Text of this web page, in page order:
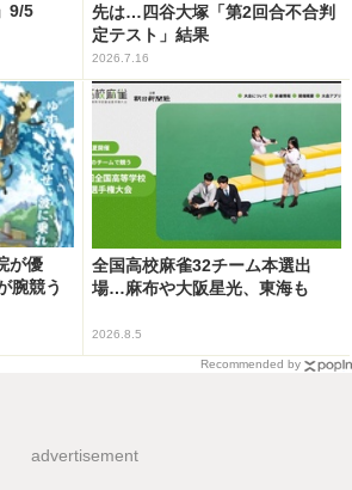
9/5
先は…四谷大塚「第2回合不合判
定テスト」結果
2026.7.16
が優
腕競う
全国高校麻雀32チーム本選出
場…麻布や大阪星光、東海も
2026.8.5
Recommended by
advertisement